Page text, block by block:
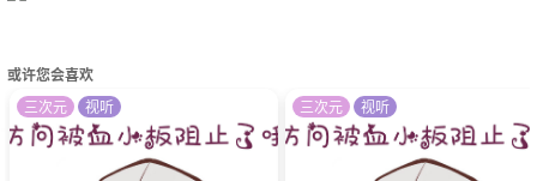
或许您会喜欢
三次元 视听 三次元 视听